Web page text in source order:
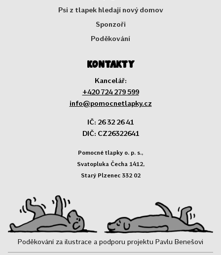
Psi z tlapek hledají nový domov
Sponzoři
Poděkování
Kontakty
Kancelář:
+420 724 279 599
info@pomocnetlapky.cz
IČ: 26 32 26 41
DIČ: CZ26322641
Pomocné tlapky o. p. s.,
Svatopluka Čecha 1412,
Starý Plzenec 332 02
Poděkování za ilustrace a podporu projektu Pavlu Benešovi